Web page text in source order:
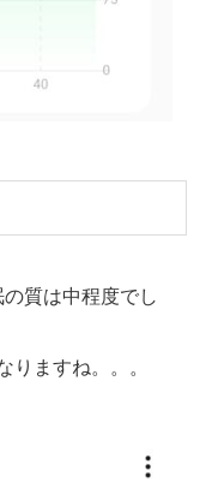
の質は中程度でし
りますね。。。